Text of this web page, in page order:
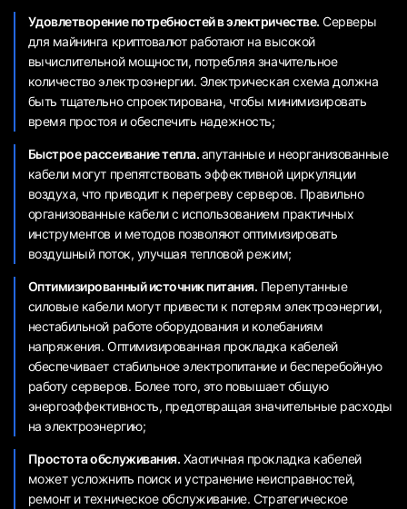
Удовлетворение потребностей в электричестве. Серверы
для майнинга криптовалют работают на высокой
вычислительной мощности, потребляя значительное
количество электроэнергии. Электрическая схема должна
быть тщательно спроектирована, чтобы минимизировать
время простоя и обеспечить надежность;
Быстрое рассеивание тепла.апутанные и неорганизованные
кабели могут препятствовать эффективной циркуляции
воздуха, что приводит к перегреву серверов. Правильно
организованные кабели с использованием практичных
инструментов и методов позволяют оптимизировать
воздушный поток, улучшая тепловой режим;
Оптимизированный источник питания. Перепутанные
силовые кабели могут привести к потерям электроэнергии,
нестабильной работе оборудования и колебаниям
напряжения. Оптимизированная прокладка кабелей
обеспечивает стабильное электропитание и бесперебойную
работу серверов. Более того, это повышает общую
энергоэффективность, предотвращая значительные расходы
на электроэнергию;
Простота обслуживания. Хаотичная прокладка кабелей
может усложнить поиск и устранение неисправностей,
ремонт и техническое обслуживание. Стратегическое